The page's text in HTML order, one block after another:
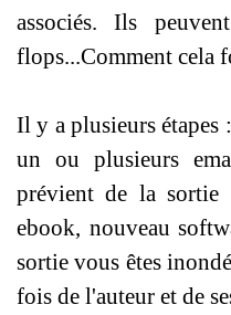
associés. Ils
flops...Comment cela
Ily a plusieurs
un ou plusieurs
prévient de la sortie
ebook, nouveau
sortie vous êtes
fois de l'auteur et de